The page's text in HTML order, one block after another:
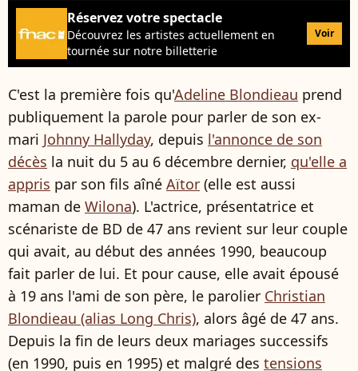
Réservez votre spectacle
Découvrez les artistes actuellement en
tournée sur notre billetterie
Voir
C'est la première fois qu'Adeline Blondieau prend
publiquement la parole pour parler de son ex-
mari Johnny Hallyday, depuis l'annonce de son
décès la nuit du 5 au 6 décembre dernier, qu'elle a
appris par son fils aîné Aïtor (elle est aussi
maman de Wilona). L'actrice, présentatrice et
scénariste de BD de 47 ans revient sur leur couple
qui avait, au début des années 1990, beaucoup
fait parler de lui. Et pour cause, elle avait épousé
à 19 ans l'ami de son père, le parolier Christian
Blondieau (alias Long Chris), alors âgé de 47 ans.
Depuis la fin de leurs deux mariages successifs
(en 1990, puis en 1995) et malgré des tensions